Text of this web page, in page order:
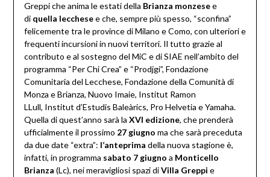
Greppi che anima le estati della Brianza monzesee
di quella lecchesee che, sempre più spesso, “sconfina”
felicemente tra le province di Milano e Como, con ulteriori e
frequenti incursioni in nuovi territori. Il tutto grazie al
contributo e al sostegno del MiC e di SIAE nell’ambito del
programma “Per Chi Crea” e “Prodjgi”, Fondazione
Comunitaria del Lecchese, Fondazione della Comunità di
Monza e Brianza, Nuovo Imaie, Institut Ramon
LLull, Institut d’Estudis Baleàrics, Pro Helvetia e Yamaha.
Quella di quest’anno sarà la XVI edizione, che prenderà
ufficialmente il prossimo 27 giugno ma che sarà preceduta
da due date “extra”: l’anteprima della nuova stagione è,
infatti, in programma sabato 7 giugno a Monticello
Brianza (Lc), nei meravigliosi spazi diVilla Greppi e